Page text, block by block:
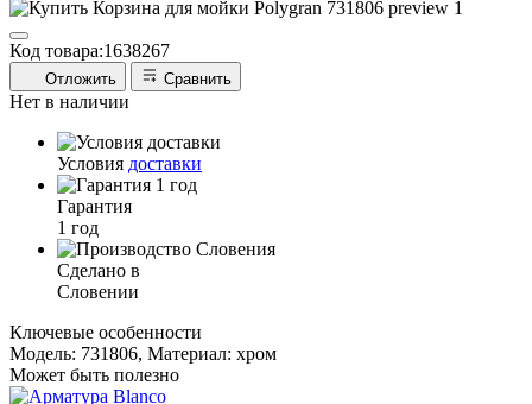
Код товара:1638267
Отложить Сравнить
Нет в наличии
Условия доставки
Гарантия
1 год
Сделано в
Словении
Ключевые особенности
Модель: 731806, Материал: хром
Может быть полезно